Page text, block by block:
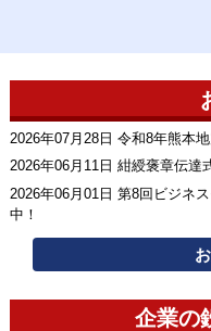
2026年07月28日 令和8年熊本
2026年06月11日 紺綬褒章伝達
2026年06月01日 第8回ビジネ
中！
企業の